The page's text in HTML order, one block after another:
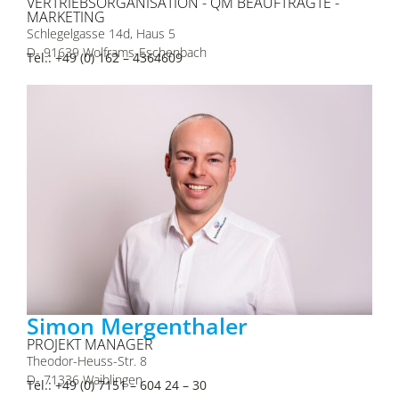
MARKETING
Schlegelgasse 14d, Haus 5
D- 91639 Wolframs-Eschenbach
Tel.: +49 (0) 162 – 4364609
Simon Mergenthaler
PROJEKT MANAGER
Theodor-Heuss-Str. 8
D- 71336 Waiblingen
Tel.: +49 (0) 7151 – 604 24 – 30